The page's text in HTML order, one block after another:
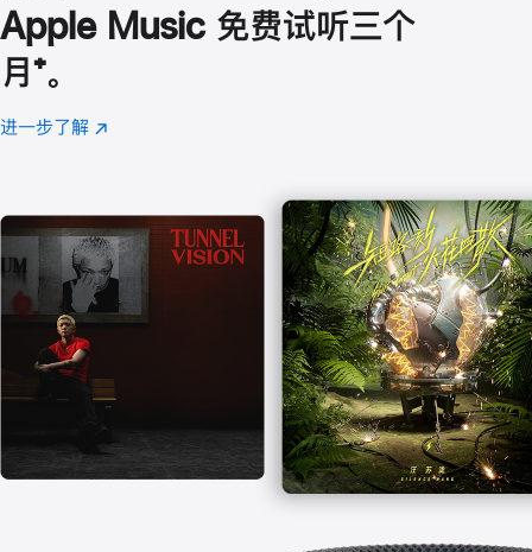
Apple Music 免费试听三个
月 脚
注
⁺。
进一步了解 Apple
(在
口
中
打
开)